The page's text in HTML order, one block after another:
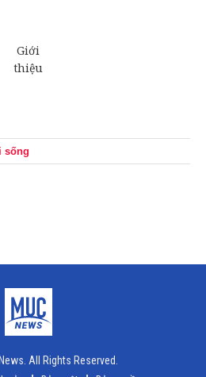
sống
All Rights Reserved.